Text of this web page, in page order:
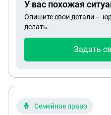
У вас похожая
Опишите свои детали —
делать.
Задать
Семейное право